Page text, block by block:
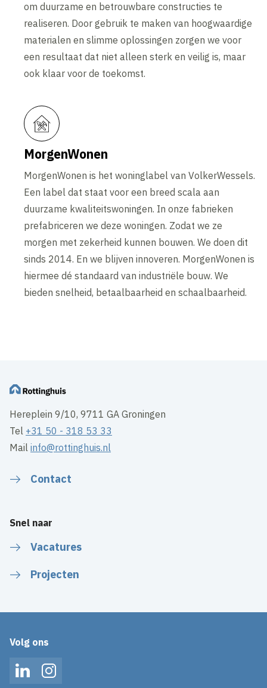
om duurzame en betrouwbare constructies te
realiseren. Door gebruik te maken van hoogwaardige
materialen en slimme oplossingen zorgen we voor
een resultaat dat niet alleen sterk en veilig is, maar
ook klaar voor de toekomst.
MorgenWonen
MorgenWonen is het woninglabel van VolkerWessels.
Een label dat staat voor een breed scala aan
duurzame kwaliteitswoningen. In onze fabrieken
prefabriceren we deze woningen. Zodat we ze
morgen met zekerheid kunnen bouwen. We doen dit
sinds 2014. En we blijven innoveren. MorgenWonen is
hiermee dé standaard van industriële bouw. We
bieden snelheid, betaalbaarheid en schaalbaarheid.
Hereplein 9/10, 9711 GA Groningen
Tel +31 50 - 318 53 33
Mailinfo@rottinghuis.nl
Contact
Snel naar
Vacatures
Projecten
Volg ons
LinkedInInstagram